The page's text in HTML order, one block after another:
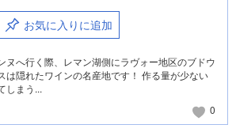
お気に入りに追加
ヌへ行く際、レマン湖側にラヴォー地区のブドウ
は隠れたワインの名産地です！ 作る量が少ない
しまう...
0